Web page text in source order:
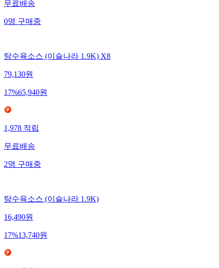
무료배송
0명구매중
탕수육소스 (이슬나라 1.9K) X8
79,130원
17%65,940원
1,978적립
무료배송
2명구매중
탕수육소스 (이슬나라 1.9K)
16,490원
17%13,740원